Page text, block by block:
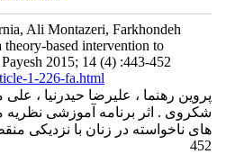
Ali Montazeri, Farkhondeh
theory-based intervention to
Payesh 2015; 14 (4) :443-452
1-226-fa.html
پروین رهنما ، علیرضا حیدرنیا ، علی
شکروی . اثر برنامه آموزشی نظریه
452